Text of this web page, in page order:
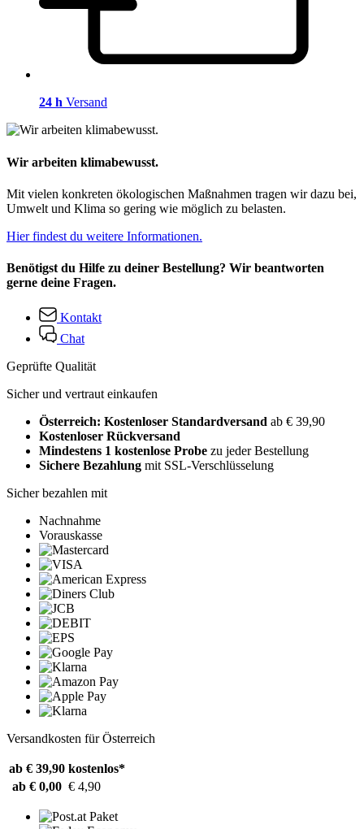
24 h Versand
Wir arbeiten klimabewusst.
Mit vielen konkreten ökologischen Maßnahmen tragen wir dazu bei,
Umwelt und Klima so gering wie möglich zu belasten.
Hier findest du weitere Informationen.
Benötigst du Hilfe zu deiner Bestellung? Wir beantworten
gerne deine Fragen.
Kontakt
Chat
Geprüfte Qualität
Sicher und vertraut einkaufen
Österreich: Kostenloser Standardversand ab € 39,90
Kostenloser Rückversand
Mindestens 1 kostenlose Probe zu jeder Bestellung
Sichere Bezahlung mit SSL-Verschlüsselung
Sicher bezahlen mit
Nachnahme
Vorauskasse
Versandkosten für Österreich
ab € 39,90 kostenlos*
ab € 0,00 € 4,90